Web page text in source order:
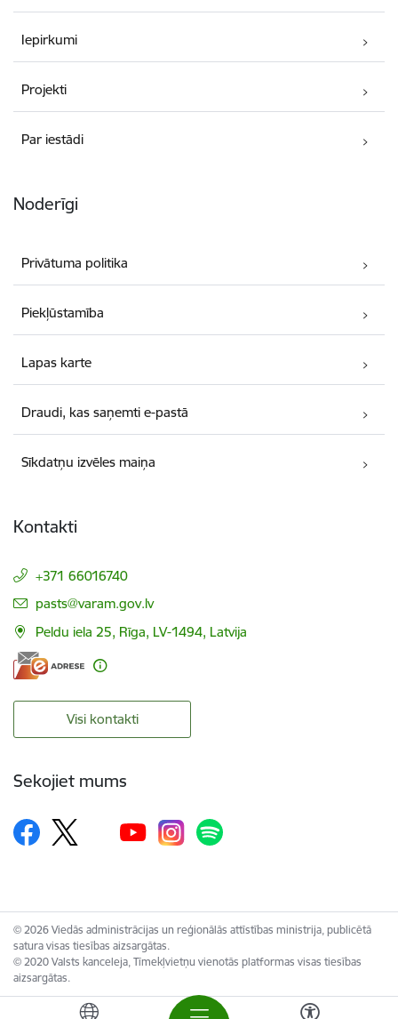
Iepirkumi
Projekti
Par iestādi
Noderīgi
Privātuma politika
Piekļūstamība
Lapas karte
Draudi, kas saņemti e-pastā
Sīkdatņu izvēles maiņa
Kontakti
+371 66016740
E-pasts:
pasts@varam.gov.lv
Peldu iela 25, Rīga, LV-1494, Latvija
Visi kontakti
Sekojiet mums
© 2026 Viedās administrācijas un reģionālās attīstības ministrija, publicētā
satura visas tiesības aizsargātas.
© 2020 Valsts kanceleja, Tīmekļvietņu vienotās platformas visas tiesības
aizsargātas.